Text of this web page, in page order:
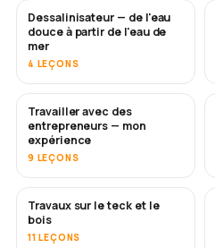
BIENTÔT
Dessalinisateur — de l'eau
douce à partir de l'eau de
mer
4 LEÇONS
BIENTÔT
Travailler avec des
entrepreneurs — mon
expérience
9 LEÇONS
Travaux sur le teck et le
bois
11 LEÇONS